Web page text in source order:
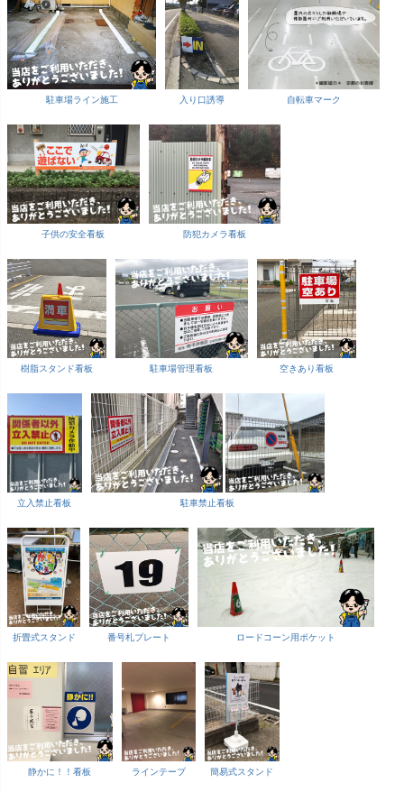
駐車場ライン施工 入り口誘導 自転車マーク
子供の安全看板 防犯カメラ看板
樹脂スタンド看板 駐車場管理看板 空きあり看板
立入禁止看板 駐車禁止看板
折畳式スタンド 番号札プレート ロードコーン用ポケット
静かに！！看板 ラインテープ 簡易式スタンド